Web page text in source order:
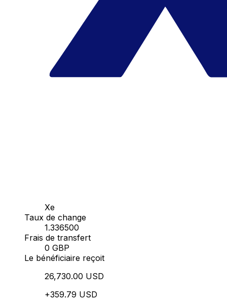
Xe
Taux de change
1.336500
Frais de transfert
0 GBP
Le bénéficiaire reçoit
26,730.00 USD
+359.79 USD